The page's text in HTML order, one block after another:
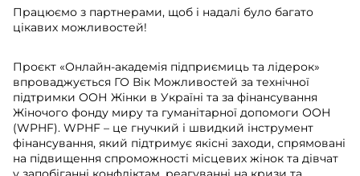
Працюємо з партнерами, щоб і надалі було багато
цікавих можливостей!
Проєкт «Онлайн-академія підприємиць та лідерок»
впроваджується ГО Вік Можливостей за технічної
підтримки ООН Жінки в Україні та за фінансування
Жіночого фонду миру та гуманітарної допомоги ООН
(WPHF). WPHF – це гнучкий і швидкий інструмент
фінансування, який підтримує якісні заходи, спрямовані
на підвищення спроможності місцевих жінок та дівчат